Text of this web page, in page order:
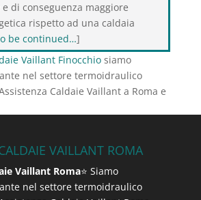
di conseguenza maggiore
rispetto ad una caldaia
be continued…]
Vaillant Finocchiosiamo
nel settore termoidraulico
Caldaie Vaillant a Roma e
VAILLANT ROMA
Vaillant Roma⭐ Siamo
nel settore termoidraulico